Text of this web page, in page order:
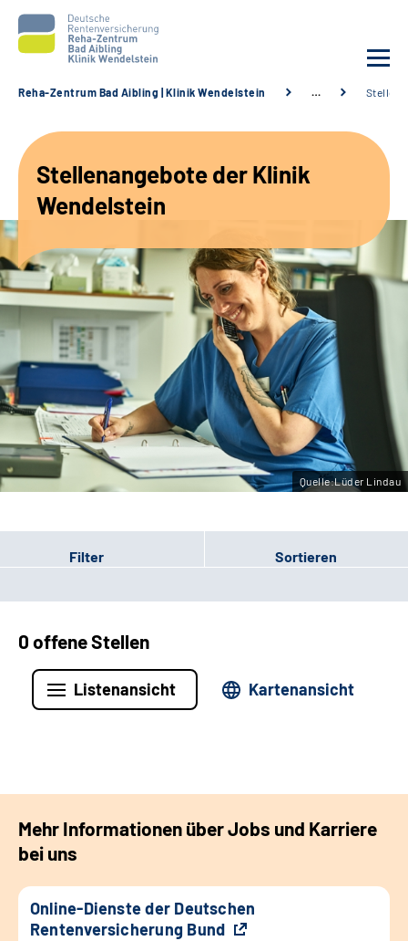
Unsere Angebote
Karriere
Sozialdienste & Zuweisende
Suche
Leichte Sprache
Gebärdensprache
Reha-Zentrum Bad Aibling | Klinik Wendelstein …
Stellenangebote der Klinik
Wendelstein
Quelle:Lüder Lindau
Filter Sortieren
0 offene Stellen
Listenansicht Kartenansicht
Mehr Informationen über Jobs und Karriere
bei uns
Online-Dienste der Deutschen
Rentenversicherung Bund